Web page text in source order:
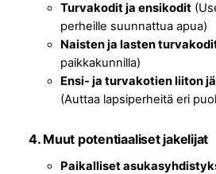
Turvakodit ja ensikodit
perheille suunnattua apua)
Naisten ja lasten
paikkakunnilla)
Ensi- ja turvakotien liiton
(Auttaa lapsiperheitä eri
4. Muut potentiaaliset jakelijat
Paikalliset